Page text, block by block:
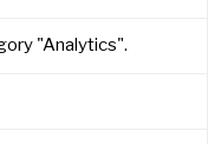
"Analytics".